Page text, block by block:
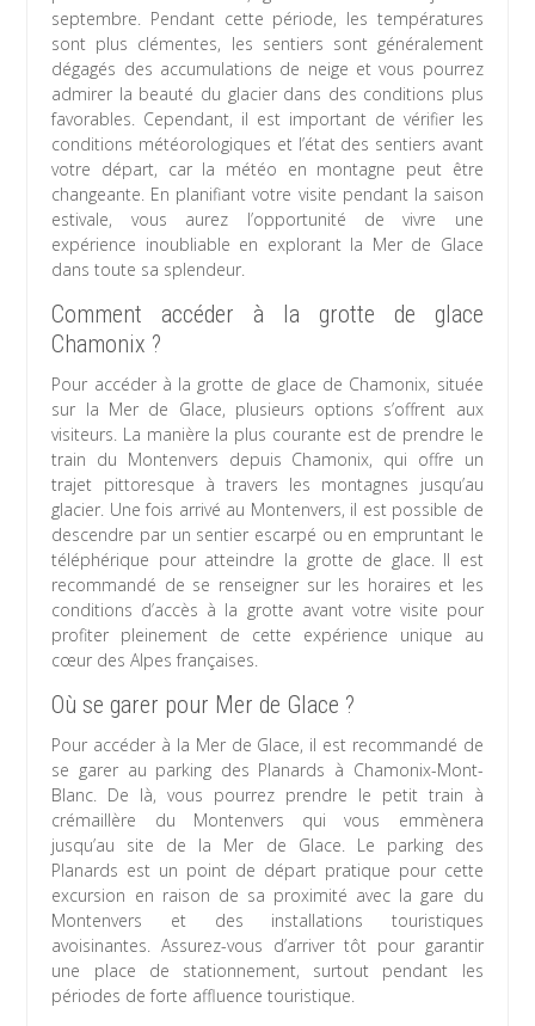
septembre. Pendant cette période, les températures
sont plus clémentes, les sentiers sont généralement
dégagés des accumulations de neige et vous pourrez
admirer la beauté du glacier dans des conditions plus
favorables. Cependant, il est important de vérifier les
conditions météorologiques et l’état des sentiers avant
votre départ, car la météo en montagne peut être
changeante. En planifiant votre visite pendant la saison
estivale, vous aurez l’opportunité de vivre une
expérience inoubliable en explorant la Mer de Glace
dans toute sa splendeur.
Comment accéder à la grotte de glace
Chamonix ?
Pour accéder à la grotte de glace de Chamonix, située
sur la Mer de Glace, plusieurs options s’offrent aux
visiteurs. La manière la plus courante est de prendre le
train du Montenvers depuis Chamonix, qui offre un
trajet pittoresque à travers les montagnes jusqu’au
glacier. Une fois arrivé au Montenvers, il est possible de
descendre par un sentier escarpé ou en empruntant le
téléphérique pour atteindre la grotte de glace. Il est
recommandé de se renseigner sur les horaires et les
conditions d’accès à la grotte avant votre visite pour
profiter pleinement de cette expérience unique au
cœur des Alpes françaises.
Où se garer pour Mer de Glace ?
Pour accéder à la Mer de Glace, il est recommandé de
se garer au parking des Planards à Chamonix-Mont-
Blanc. De là, vous pourrez prendre le petit train à
crémaillère du Montenvers qui vous emmènera
jusqu’au site de la Mer de Glace. Le parking des
Planards est un point de départ pratique pour cette
excursion en raison de sa proximité avec la gare du
Montenvers et des installations touristiques
avoisinantes. Assurez-vous d’arriver tôt pour garantir
une place de stationnement, surtout pendant les
périodes de forte affluence touristique.